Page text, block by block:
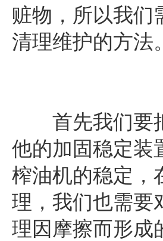
赃物，所以我们
清理维护的方法。
首先我们要把
他的加固稳定装
榨油机的稳定，
理，我们也需要
理因摩擦而形成